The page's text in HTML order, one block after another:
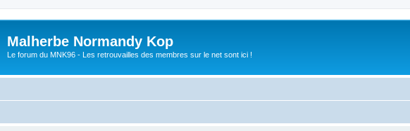
Malherbe Normandy Kop
Le forum du MNK96 - Les retrouvailles des membres sur le net sont ici !